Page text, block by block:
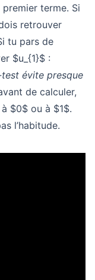
terme. Si
retrouver
tu pars de
$u_{1}$ :
évite presque
de calculer,
$0$ ou à $1$.
l’habitude.